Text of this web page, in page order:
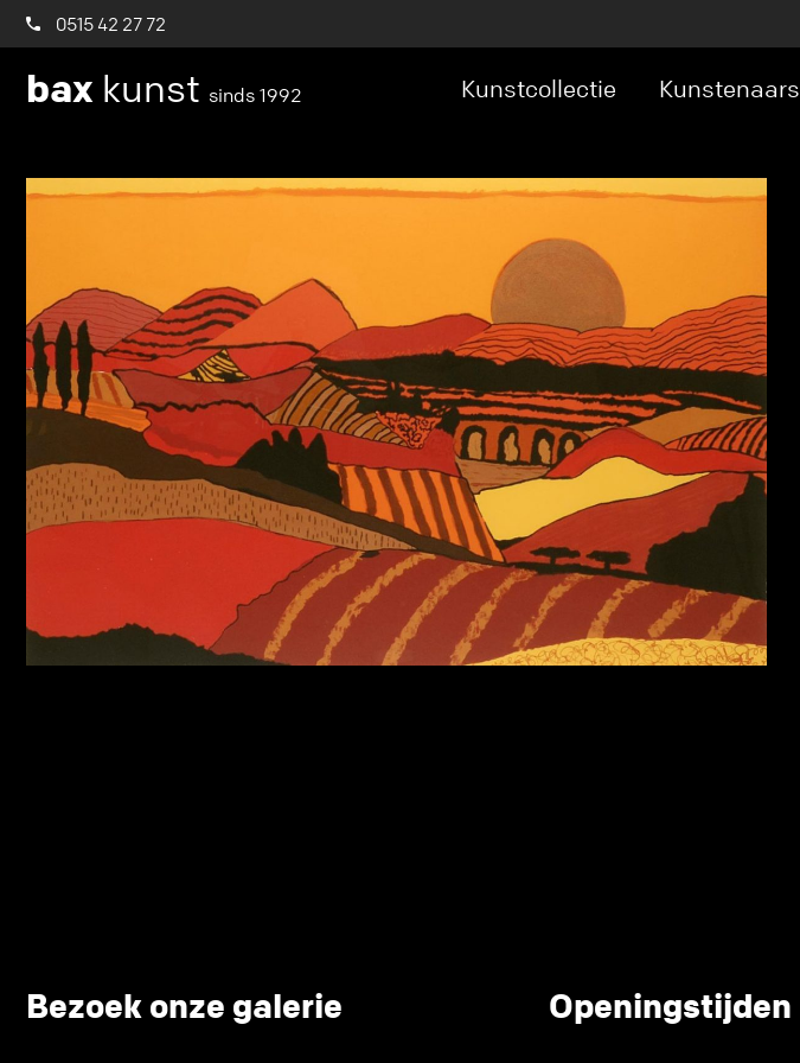
0515 42 27 72
bax kunst sinds 1992 Kunstcollectie Kunstenaars
Bezoek onze galerie Openingstijden